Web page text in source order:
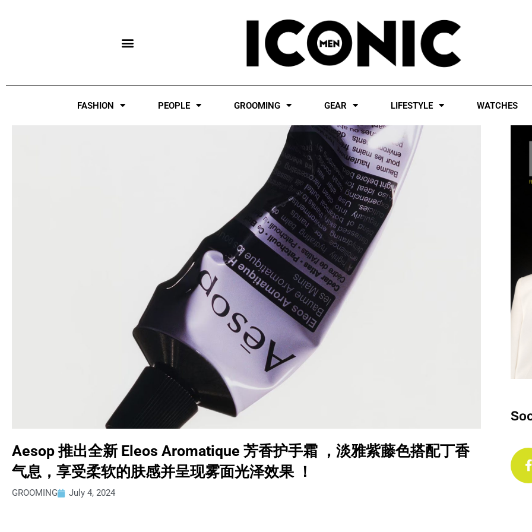
FASHION PEOPLE GROOMING GEAR LIFESTYLE WATCHES
Aesop 推出全新 Eleos Aromatique 芳香护手霜 ，淡雅紫藤色搭配丁香
气息，享受柔软的肤感并呈现雾面光泽效果 ！
GROOMING July 4, 2024
c